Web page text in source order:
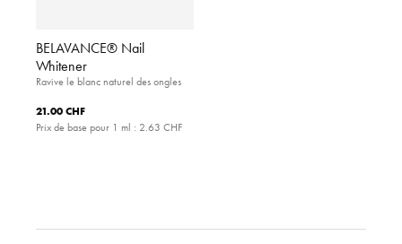
BELAVANCE® Nail
Whitener
Ravive le blanc naturel des ongles
21.00 CHF
Prix de base pour 1 ml : 2.63 CHF